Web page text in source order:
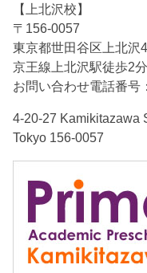
【上北沢校】
〒156-0057
東京都世田谷区上北沢
京王線上北沢駅徒歩2分
お問い合わせ電話番号
4-20-27 Kamikitazawa
Tokyo 156-0057